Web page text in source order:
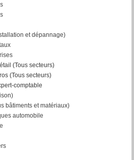
et dépannage)
(Tous secteurs)
(Tous secteurs)
comptable
bâtiments et matériaux)
automobile